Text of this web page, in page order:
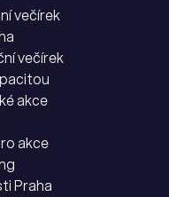
večírek
večírek
akce
akce
Praha